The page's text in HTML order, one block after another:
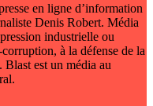
en ligne d’information
Denis Robert. Média
industrielle ou
à la défense de la
Blast est un média au